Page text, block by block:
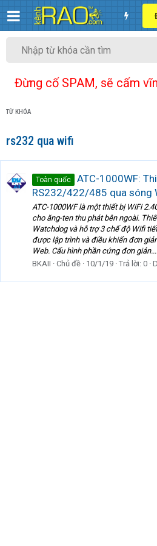
Đừng cố SPAM, sẽ cấm
TỪ KHÓA
rs232 qua wifi
Toàn quốc
ATC-1000WF:
RS232/422/485 qua sóng
ATC-1000WF là một thiết bị WiFi
cho ăng-ten thu phát bên ngoài.
Watchdog và hỗ trợ 3 chế độ Wifi
được lập trình và điều khiển đơn
Web. Cấu hình phần cứng đơn giản...
BKAII
Chủ đề 10/1/19 Trả lời: 0